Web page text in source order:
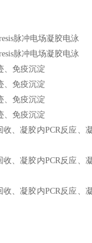
脉冲电
脉冲电
电泳和印迹、
泳和印迹、
泳和印迹、
泳和印迹、
、凝胶内PCR反应、
、凝胶内PCR反应、
、凝胶内PCR反应、